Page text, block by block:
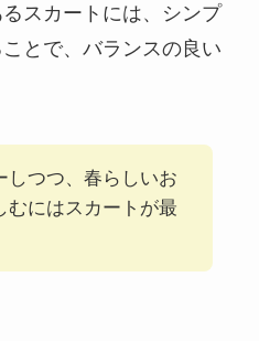
スカートには、シンプ
とで、バランスの良い
しつつ、春らしいお
むにはスカートが最